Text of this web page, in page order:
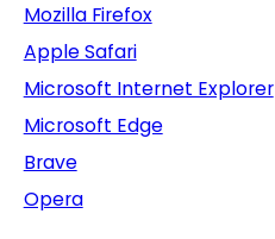
Mozilla Firefox
Apple Safari
Microsoft Internet Explorer
Microsoft Edge
Brave
Opera